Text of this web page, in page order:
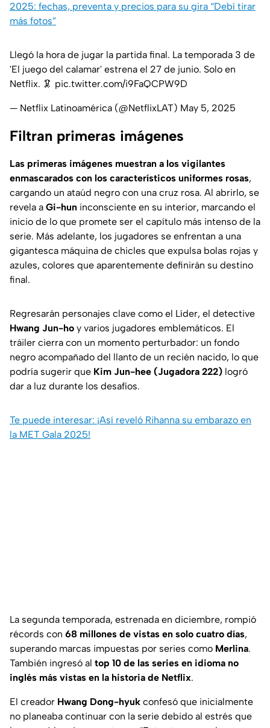
2025: fechas, preventa y precios para su gira “Debí tirar
más fotos”
Llegó la hora de jugar la partida final. La temporada 3 de
'El juego del calamar' estrena el 27 de junio. Solo en
Netflix. 🦑 pic.twitter.com/i9FaQCPW9D
— Netflix Latinoamérica (@NetflixLAT) May 5, 2025
Filtran primeras imágenes
Las primeras imágenes muestran a los vigilantes
enmascarados con los característicos uniformes rosas,
cargando un ataúd negro con una cruz rosa. Al abrirlo, se
revela a Gi-hun inconsciente en su interior, marcando el
inicio de lo que promete ser el capítulo más intenso de la
serie. Más adelante, los jugadores se enfrentan a una
gigantesca máquina de chicles que expulsa bolas rojas y
azules, colores que aparentemente definirán su destino
final.
Regresarán personajes clave como el Líder, el detective
Hwang Jun-ho y varios jugadores emblemáticos. El
tráiler cierra con un momento perturbador: un fondo
negro acompañado del llanto de un recién nacido, lo que
podría sugerir que Kim Jun-hee (Jugadora 222) logró
dar a luz durante los desafíos.
Te puede interesar: ¡Así reveló Rihanna su embarazo en
la MET Gala 2025!
La segunda temporada, estrenada en diciembre, rompió
récords con 68 millones de vistas en solo cuatro días,
superando marcas impuestas por series como Merlina.
También ingresó al top 10 de las series en idioma no
inglés más vistas en la historia de Netflix.
El creador Hwang Dong-hyuk confesó que inicialmente
no planeaba continuar con la serie debido al estrés que